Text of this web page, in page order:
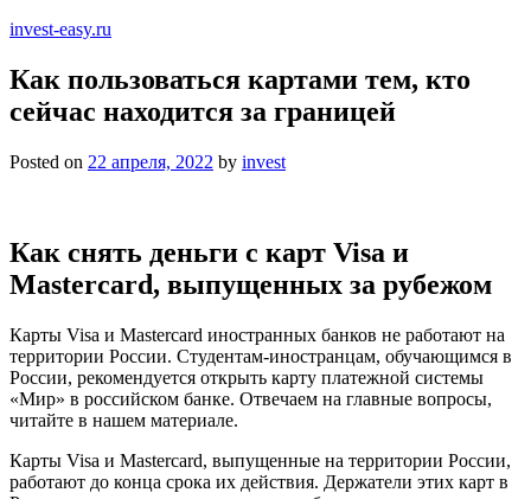
invest-easy.ru
Как пользоваться картами тем, кто
сейчас находится за границей
Posted on 22 апреля, 2022 by invest
Как снять деньги с карт Visa и
Mastercard, выпущенных за рубежом
Карты Visa и Mastercard иностранных банков не работают на
территории России. Студентам-иностранцам, обучающимся в
России, рекомендуется открыть карту платежной системы
«Мир» в российском банке. Отвечаем на главные вопросы,
читайте в нашем материале.
Карты Visa и Mastercard, выпущенные на территории России,
работают до конца срока их действия. Держатели этих карт в